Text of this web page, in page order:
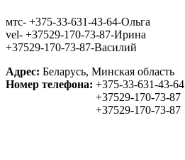
мтс- +375-33-631-43-64-Ольга
vel- +37529-170-73-87-Ирина
+37529-170-73-87-Василий
Адрес: Беларусь, Минская область
Номер телефона: +375-33-631-43-64
+37529-170-73-87
+37529-170-73-87